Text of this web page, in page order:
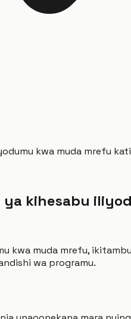
kwa muda mrefu
ya kihesabu
kwa muda mrefu,
wa programu.